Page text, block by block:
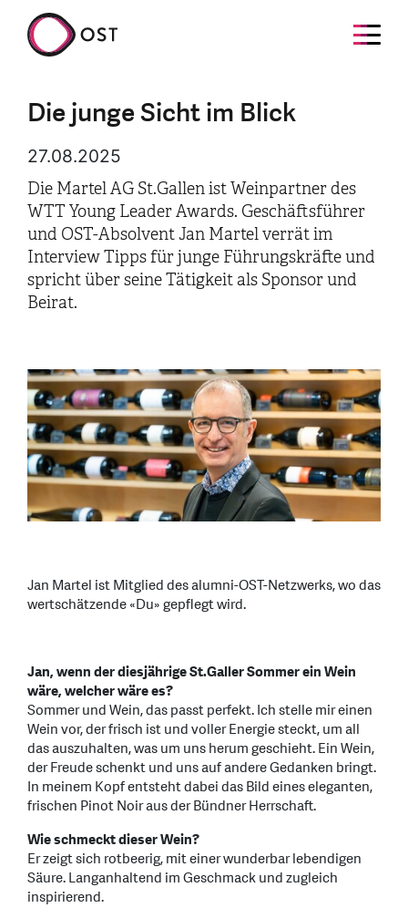
Die junge Sicht im Blick
27.08.2025
Die Martel AG St.Gallen ist Weinpartner des
WTT Young Leader Awards. Geschäftsführer
und OST-Absolvent Jan Martel verrät im
Interview Tipps für junge Führungskräfte und
spricht über seine Tätigkeit als Sponsor und
Beirat.
Jan Martel ist Mitglied des alumni-OST-Netzwerks, wo das
wertschätzende «Du» gepflegt wird.
Jan, wenn der diesjährige St.Galler Sommer ein Wein
wäre, welcher wäre es?
Sommer und Wein, das passt perfekt. Ich stelle mir einen
Wein vor, der frisch ist und voller Energie steckt, um all
das auszuhalten, was um uns herum geschieht. Ein Wein,
der Freude schenkt und uns auf andere Gedanken bringt.
In meinem Kopf entsteht dabei das Bild eines eleganten,
frischen Pinot Noir aus der Bündner Herrschaft.
Wie schmeckt dieser Wein?
Er zeigt sich rotbeerig, mit einer wunderbar lebendigen
Säure. Langanhaltend im Geschmack und zugleich
inspirierend.